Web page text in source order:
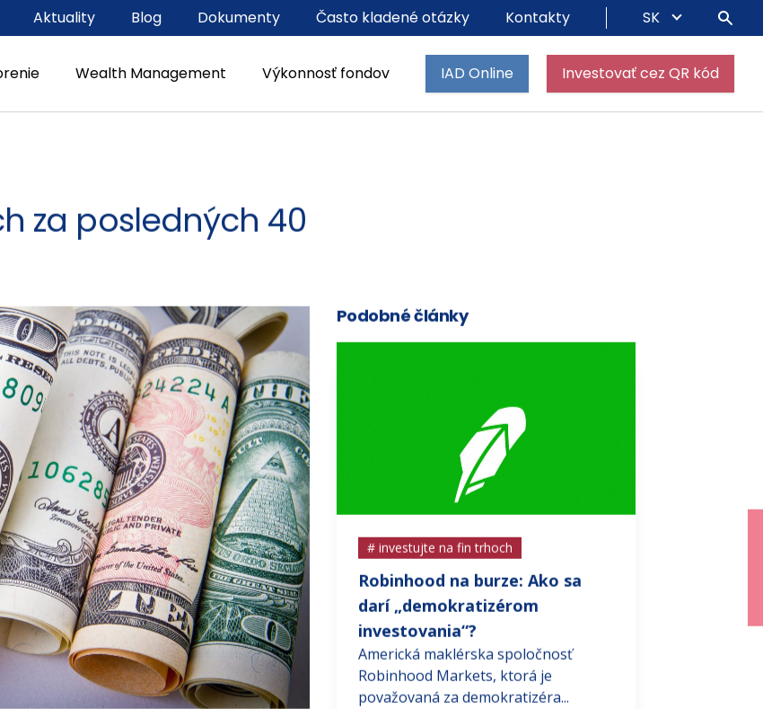
Wealth Management Výkonnosť fondov IAD Online Investovať cez QR kód
Aktuality Blog Dokumenty Často kladené otázky Kontakty SK
za posledných 40
Podobné články
# investujte na fin trhoch
Výpredaj u Adaniho
Gautam Adani, počuli ste niekedy
o tomto mužovi? Je to najbohatší
muž Ázie a ešte minulý rok...
Jan 30, 2023 · 3 MIN
# investujte na fin trhoch
Robinhood na burze: Ako sa
darí „demokratizérom
investovania“?
Americká maklérska spoločnosť
Robinhood Markets, ktorá je
považovaná za demokratizéra...
krajina, ktorej